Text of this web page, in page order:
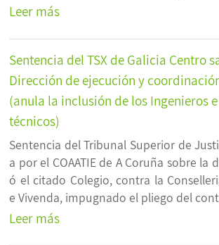
Leer más
Sentencia del TSX de Galicia Centro
Dirección de ejecución y
(anula la inclusión de los Ingenieros
técnicos)
Sentencia del Tribunal Superior de
a por el COAATIE de A Coruña sobre
ó el citado Colegio, contra la
e Vivenda, impugnado el pliego del
Leer más